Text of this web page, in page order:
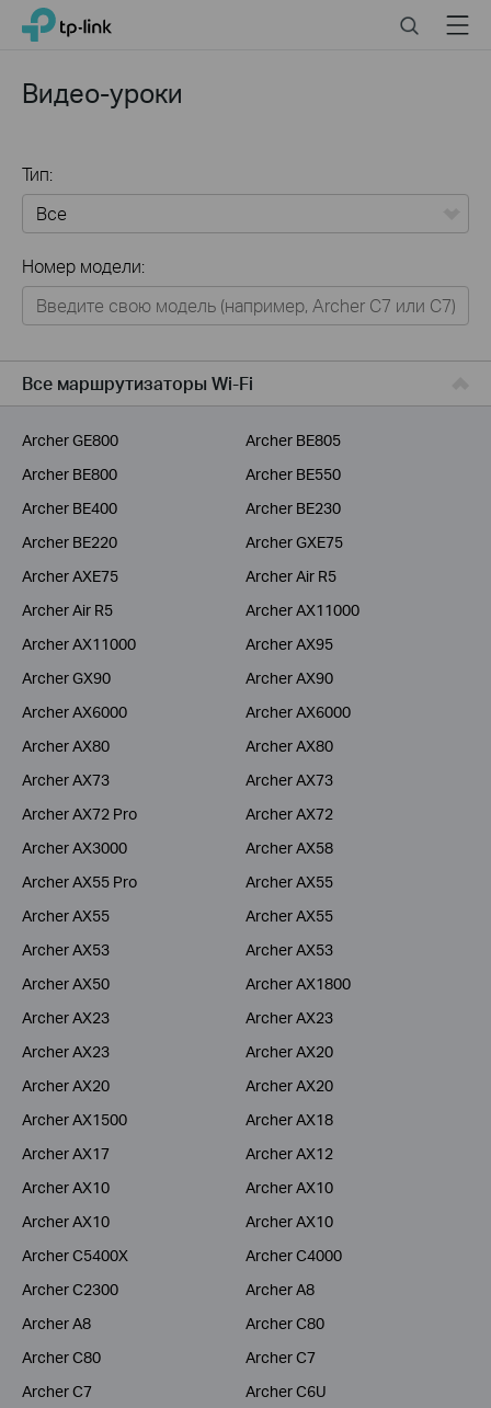
Click
navigation
TP-Link, Reliably Smart SearchMenu
Видео-уроки
Тип:
Для дома
Умный дом
Для операторов связи
Номер модели:
Все маршрутизаторы Wi-Fi
Archer GE800
Archer BE805
Archer BE800
Archer BE550
Archer BE400
Archer BE230
Archer BE220
Archer GXE75
Archer AXE75
Archer Air R5
Archer Air R5
Archer AX11000
Archer AX11000
Archer AX95
Archer GX90
Archer AX90
Archer AX6000
Archer AX6000
Archer AX80
Archer AX80
Archer AX73
Archer AX73
Archer AX72 Pro
Archer AX72
Archer AX3000
Archer AX58
Archer AX55 Pro
Archer AX55
Archer AX55
Archer AX55
Archer AX53
Archer AX53
Archer AX50
Archer AX1800
Archer AX23
Archer AX23
Archer AX23
Archer AX20
Archer AX20
Archer AX20
Archer AX1500
Archer AX18
Archer AX17
Archer AX12
Archer AX10
Archer AX10
Archer AX10
Archer AX10
Archer C5400X
Archer C4000
Archer C2300
Archer A8
Archer A8
Archer C80
Archer C80
Archer C7
Archer C7
Archer C6U